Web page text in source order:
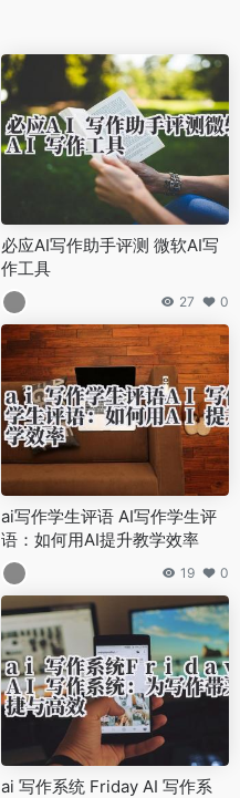
必应AI写作助手评测 微软AI写
作工具
27 0
ai写作学生评语 AI写作学生评
语：如何用AI提升教学效率
19 0
ai 写作系统 Friday AI 写作系